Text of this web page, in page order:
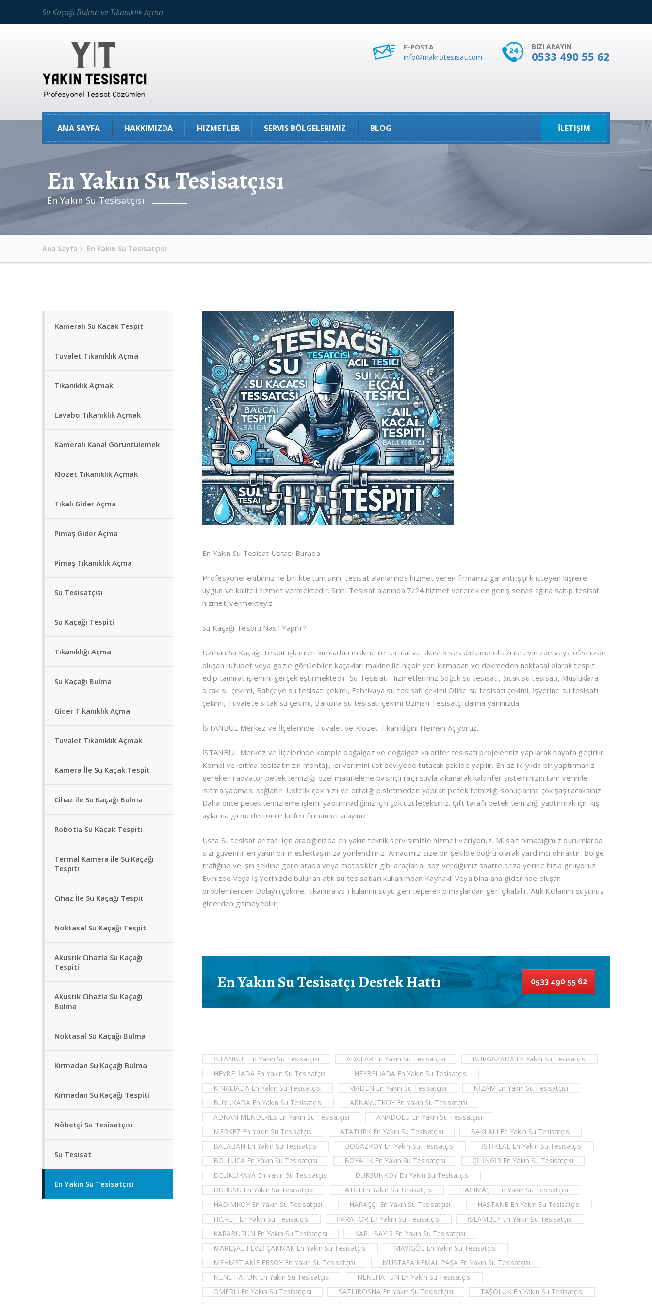
Su Kaçağı Bulma ve Tıkanıklık Açma
E-POSTA
info@makrotesisat.com
BIZI ARAYIN
0533 490 55 62
ANA SAYFA HAKKIMIZDA HIZMETLER SERVIS BÖLGELERIMIZ BLOG İLETIŞIM
En Yakın Su Tesisatçısı
En Yakın Su Tesisatçısı
Ana Sayfa En Yakın Su Tesisatçısı
Kameralı Su Kaçak Tespit
Tuvalet Tıkanıklık Açma
Tıkanıklık Açmak
Lavabo Tıkanıklık Açmak
Kameralı Kanal Görüntülemek
Klozet Tıkanıklık Açmak
Tıkalı Gider Açma
Pimaş Gider Açma
Pimaş Tıkanıklık Açma
Su Tesisatçısı
Su Kaçağı Tespiti
Tıkanıklığı Açma
Su Kaçağı Bulma
Gider Tıkanıklık Açma
Tuvalet Tıkanıklık Açmak
Kamera İle Su Kaçak Tespit
Cihaz ile Su Kaçağı Bulma
Robotla Su Kaçak Tespiti
Termal Kamera ile Su Kaçağı
Tespiti
Cihaz İle Su Kaçağı Tespit
Noktasal Su Kaçağı Tespiti
Akustik Cihazla Su Kaçağı
Tespiti
Akustik Cihazla Su Kaçağı
Bulma
Noktasal Su Kaçağı Bulma
Kırmadan Su Kaçağı Bulma
Kırmadan Su Kaçağı Tespiti
Nöbetçi Su Tesisatçısı
Su Tesisat
En Yakın Su Tesisatçısı
En Yakın Su Tesisat Ustası Burada :
Profesyonel ekibimiz ile birlikte tüm sıhhi tesisat alanlarında hizmet veren firmamız garanti işçilik isteyen kişilere
uygun ve kaliteli hizmet vermektedir. Sıhhi Tesisat alanında 7/24 hizmet vererek en geniş servis ağına sahip tesisat
hizmeti vermekteyiz.
Su Kaçağı Tespiti Nasıl Yapılır?
Uzman Su Kaçağı Tespit işlemleri kırmadan makine ile termal ve akustik ses dinleme cihazı ile evinizde veya ofisinizde
oluşan rutubet veya gözle görülebilen kaçakları makine ile hiçbir yeri kırmadan ve dökmeden noktasal olarak tespit
edip tamirat işlemini gerçekleştirmektedir. Su Tesisatı Hizmetlerimiz Soğuk su tesisatı, Sıcak su tesisatı, Musluklara
sıcak su çekimi, Bahçeye su tesisatı çekimi, Fabrikaya su tesisatı çekimi Ofise su tesisatı çekimi, İşyerine su tesisatı
çekimi, Tuvalete sıcak su çekimi, Balkona su tesisatı çekimi Uzman Tesisatçı daima yanınızda .
İSTANBUL Merkez ve İlçelerinde Tuvalet ve Klozet Tıkanıklığını Hemen Açıyoruz.
İSTANBUL Merkez ve İlçelerindekomple doğalgaz ve doğalgaz kalorifer tesisatı projeleriniz yapılarak hayata geçirilir.
Kombi ve ısıtma tesisatınızın montajı, ısı verimini üst seviyede tutacak şekilde yapılır. En az iki yılda bir yaptırmanız
gereken radyatör petek temizliği özel makinelerle basınçlı ilaçlı suyla yıkanarak kalorifer sisteminizin tam verimle
ısıtma yapması sağlanır. Üstelik çok hızlı ve ortalığı pisletmeden yapılan petek temizliği sonuçlarına çok şaşıracaksınız.
Daha önce petek temizleme işlemi yaptırmadığınız için çok üzüleceksiniz. Çift taraflı petek temizliği yaptırmak için kış
aylarına girmeden önce lütfen firmamızı arayınız.
Usta Su tesisat arızası için aradığınızda en yakın teknik servisimizle hizmet veriyoruz. Müsait olmadığımız durumlarda
sizi güvenilir en yakın bir meslektaşımıza yönlendiririz. Amacımız size bir şekilde doğru olarak yardımcı olmaktır. Bölge
trafiğine ve işin şekline göre araba veya motosiklet gibi araçlarla, söz verdiğimiz saatte arıza yerine hızla geliyoruz.
Evinizde veya İş Yerinizde bulunan atık su tesisatları kullanımdan Kaynaklı Veya bina ana giderinde oluşan
problemlerden Dolayı (çökme, tıkanma vs.) kulanım suyu geri teperek pimaşlardan geri çıkabilir. Atık Kullanım suyunuz
giderden gitmeyebilir.
En Yakın Su TesisatçıDestek Hattı 0533 490 55 62
İSTANBUL En Yakın Su Tesisatçısı ADALAR En Yakın Su Tesisatçısı
BURGAZADA En Yakın Su Tesisatçısı
HEYBELİADA En Yakın Su Tesisatçısı
HEYBELİADA En Yakın Su Tesisatçısı
KINALIADA En Yakın Su Tesisatçısı
MADEN En Yakın Su Tesisatçısı
NİZAM En Yakın Su Tesisatçısı
BÜYÜKADA En Yakın Su Tesisatçısı
ARNAVUTKÖY En Yakın Su Tesisatçısı
ADNAN MENDERES En Yakın Su Tesisatçısı
ANADOLU En Yakın Su Tesisatçısı
MERKEZ En Yakın Su Tesisatçısı
ATATÜRK En Yakın Su Tesisatçısı
BAKLALI En Yakın Su Tesisatçısı
BALABAN En Yakın Su Tesisatçısı
BOĞAZKÖY En Yakın Su Tesisatçısı
İSTİKLAL En Yakın Su Tesisatçısı
BOLLUCA En Yakın Su Tesisatçısı
BOYALIK En Yakın Su Tesisatçısı
ÇİLİNGİR En Yakın Su Tesisatçısı
DELİKLİKAYA En Yakın Su Tesisatçısı
DURSUNKÖY En Yakın Su Tesisatçısı
DURUSU En Yakın Su Tesisatçısı
FATİH En Yakın Su Tesisatçısı
HACIMAŞLI En Yakın Su Tesisatçısı
HADIMKÖY En Yakın Su Tesisatçısı
HARAÇÇI En Yakın Su Tesisatçısı
HASTANE En Yakın Su Tesisatçısı
HİCRET En Yakın Su Tesisatçısı
İMRAHOR En Yakın Su Tesisatçısı
İSLAMBEY En Yakın Su Tesisatçısı
KARABURUN En Yakın Su Tesisatçısı
KARLIBAYIR En Yakın Su Tesisatçısı
MAREŞAL FEVZİ ÇAKMAK En Yakın Su Tesisatçısı
MAVİGÖL En Yakın Su Tesisatçısı
MEHMET AKİF ERSOY En Yakın Su Tesisatçısı
MUSTAFA KEMAL PAŞA En Yakın Su Tesisatçısı
NENE HATUN En Yakın Su Tesisatçısı
NENEHATUN En Yakın Su Tesisatçısı
ÖMERLİ En Yakın Su Tesisatçısı
SAZLIBOSNA En Yakın Su Tesisatçısı
TAŞOLUK En Yakın Su Tesisatçısı